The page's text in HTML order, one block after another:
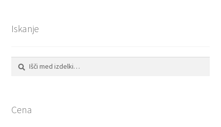
Iskanje
Išči:
Iskanje
Cena